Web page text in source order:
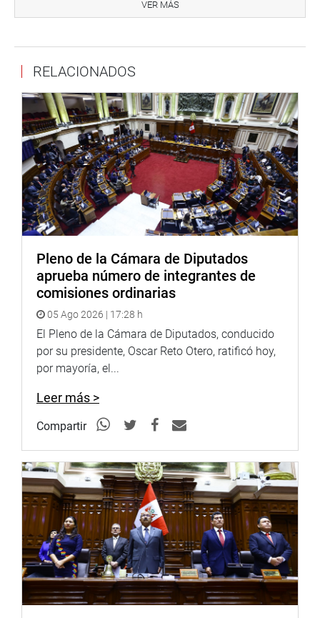
VER MÁS
RELACIONADOS
Pleno de la Cámara de Diputados
aprueba número de integrantes de
comisiones ordinarias
05 Ago 2026 | 17:28 h
El Pleno de la Cámara de Diputados, conducido
por su presidente, Oscar Reto Otero, ratificó hoy,
por mayoría, el...
Leer más >
Compartir